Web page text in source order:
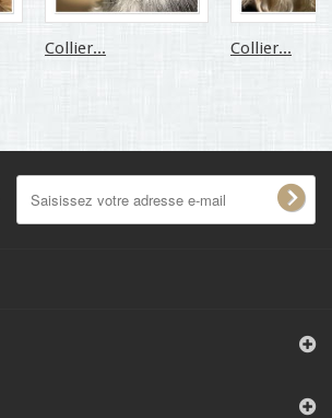
Collier... Collier...